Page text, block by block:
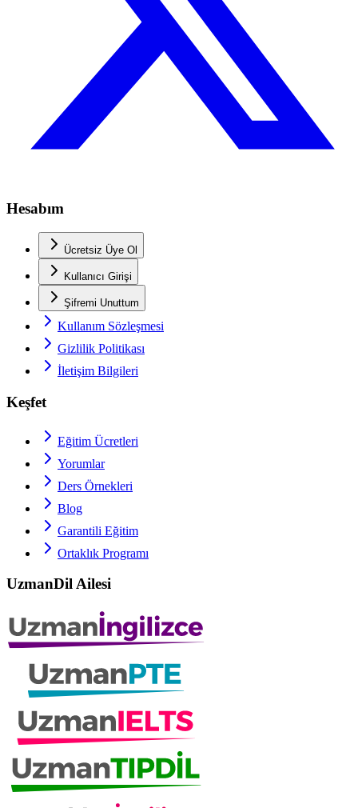
Hesabım
Ücretsiz Üye Ol
Kullanıcı Girişi
Şifremi Unuttum
Kullanım Sözleşmesi
Gizlilik Politikası
İletişim Bilgileri
Keşfet
Eğitim Ücretleri
Yorumlar
Ders Örnekleri
Blog
Garantili Eğitim
Ortaklık Programı
UzmanDil Ailesi